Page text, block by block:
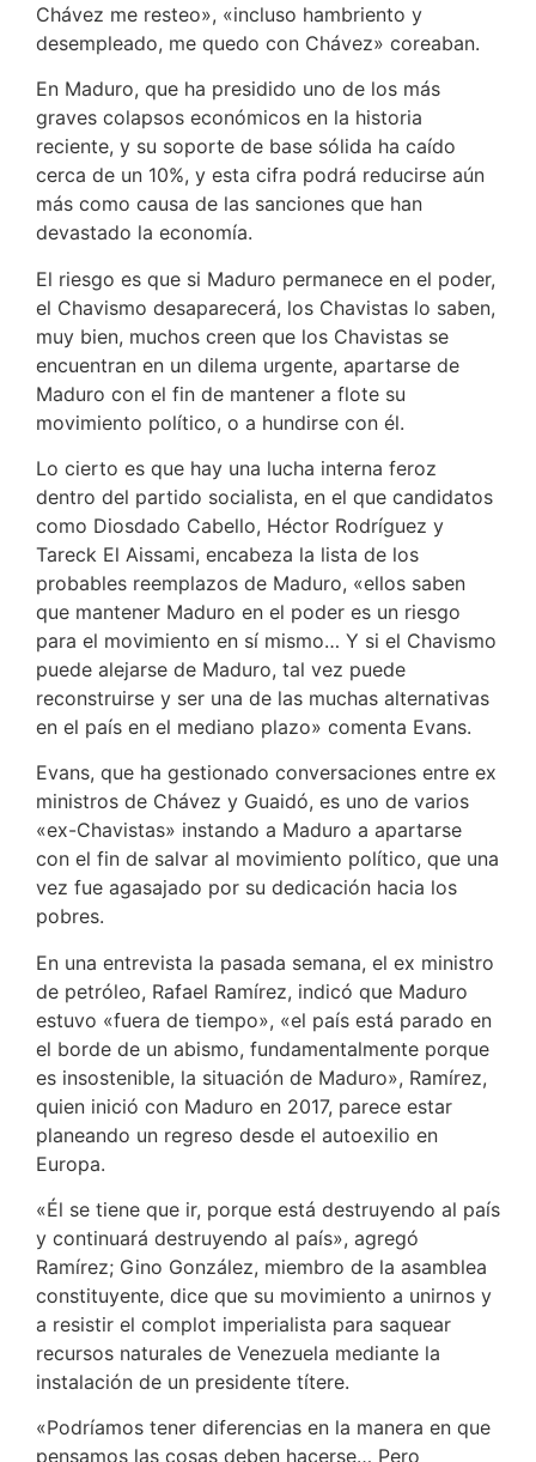
Chávez me resteo», «incluso hambriento y
desempleado, me quedo con Chávez» coreaban.
En Maduro, que ha presidido uno de los más
graves colapsos económicos en la historia
reciente, y su soporte de base sólida ha caído
cerca de un 10%, y esta cifra podrá reducirse aún
más como causa de las sanciones que han
devastado la economía.
El riesgo es que si Maduro permanece en el poder,
el Chavismo desaparecerá, los Chavistas lo saben,
muy bien, muchos creen que los Chavistas se
encuentran en un dilema urgente, apartarse de
Maduro con el fin de mantener a flote su
movimiento político, o a hundirse con él.
Lo cierto es que hay una lucha interna feroz
dentro del partido socialista, en el que candidatos
como Diosdado Cabello, Héctor Rodríguez y
Tareck El Aissami, encabeza la lista de los
probables reemplazos de Maduro, «ellos saben
que mantener Maduro en el poder es un riesgo
para el movimiento en sí mismo… Y si el Chavismo
puede alejarse de Maduro, tal vez puede
reconstruirse y ser una de las muchas alternativas
en el país en el mediano plazo» comenta Evans.
Evans, que ha gestionado conversaciones entre ex
ministros de Chávez y Guaidó, es uno de varios
«ex-Chavistas» instando a Maduro a apartarse
con el fin de salvar al movimiento político, que una
vez fue agasajado por su dedicación hacia los
pobres.
En una entrevista la pasada semana, el ex ministro
de petróleo, Rafael Ramírez, indicó que Maduro
estuvo «fuera de tiempo», «el país está parado en
el borde de un abismo, fundamentalmente porque
es insostenible, la situación de Maduro», Ramírez,
quien inició con Maduro en 2017, parece estar
planeando un regreso desde el autoexilio en
Europa.
«Él se tiene que ir, porque está destruyendo al país
y continuará destruyendo al país», agregó
Ramírez; Gino González, miembro de la asamblea
constituyente, dice que su movimiento a unirnos y
a resistir el complot imperialista para saquear
recursos naturales de Venezuela mediante la
instalación de un presidente títere.
«Podríamos tener diferencias en la manera en que
pensamos las cosas deben hacerse… Pero